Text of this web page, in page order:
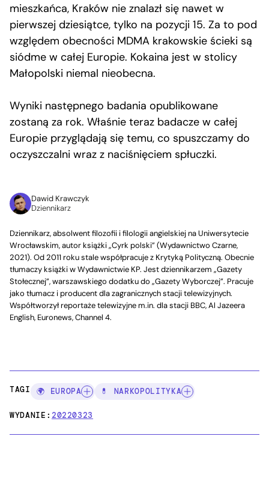
mieszkańca, Kraków nie znalazł się nawet w
pierwszej dziesiątce, tylko na pozycji 15. Za to pod
względem obecności MDMA krakowskie ścieki są
siódme w całej Europie. Kokaina jest w stolicy
Małopolski niemal nieobecna.
Wyniki następnego badania opublikowane
zostaną za rok. Właśnie teraz badacze w całej
Europie przyglądają się temu, co spuszczamy do
oczyszczalni wraz z naciśnięciem spłuczki.
Dawid Krawczyk
Dziennikarz
Dziennikarz, absolwent filozofii i filologii angielskiej na Uniwersytecie
Wrocławskim, autor książki „Cyrk polski” (Wydawnictwo Czarne,
2021). Od 2011 roku stale współpracuje z Krytyką Polityczną. Obecnie
tłumaczy książki w Wydawnictwie KP. Jest dziennikarzem „Gazety
Stołecznej”, warszawskiego dodatku do „Gazety Wyborczej”. Pracuje
jako tłumacz i producent dla zagranicznych stacji telewizyjnych.
Współtworzył reportaże telewizyjne m.in. dla stacji BBC, Al Jazeera
English, Euronews, Channel 4.
TAGI: 🌍 EUROPA 💊 NARKOPOLITYKA
WYDANIE:20220323